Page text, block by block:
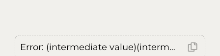
Error: (intermediate value)(intermediate value)(intermediate value).replaceAll is not a function